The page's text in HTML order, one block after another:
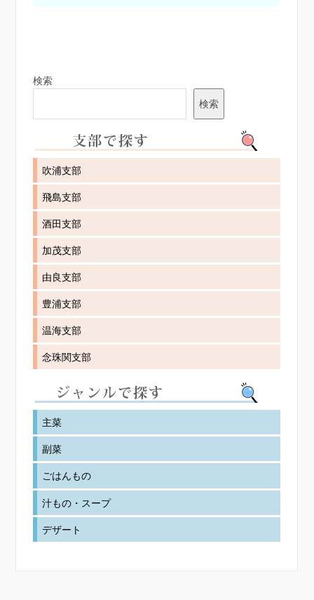
検索
検索
吹浦支部
飛島支部
酒田支部
加茂支部
由良支部
豊浦支部
温海支部
念珠関支部
主菜
副菜
ごはんもの
汁もの・スープ
デザート